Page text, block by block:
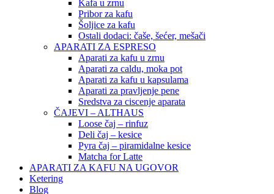
Kafa u zrnu
Pribor za kafu
Šoljice za kafu
Ostali dodaci: čaše, šećer, mešači
APARATI ZA ESPRESO
Aparati za kafu u zrnu
Aparati za caldu, moka pot
Aparati za kafu u kapsulama
Aparati za pravljenje pene
Sredstva za ciscenje aparata
ČAJEVI – ALTHAUS
Loose čaj – rinfuz
Deli čaj – kesice
Pyra čaj – piramidalne kesice
Matcha for Latte
APARATI ZA KAFU NA UGOVOR
Ketering
Blog